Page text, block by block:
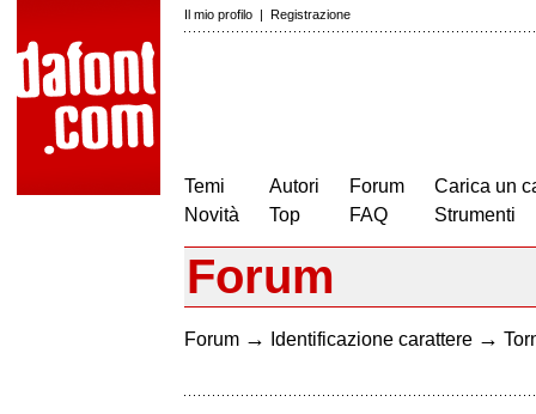
Il mio profilo | Registrazione
Temi
Novità
Autori
Top
Forum
FAQ
Carica un
Strumenti
Forum
Forum → Identificazione carattere →